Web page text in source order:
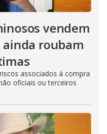
vendem
ainda roubam
associados à compra
oficiais ou terceiros